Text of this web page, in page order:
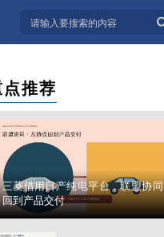
推荐
三菱借用日产纯电平台，联盟协同
回到产品交付